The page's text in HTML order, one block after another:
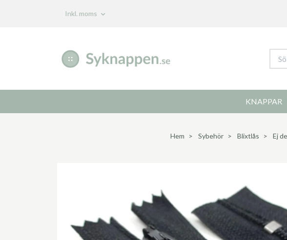
Inkl. moms
KNAPPAR
Hem Sybehör Blixtlås Ej